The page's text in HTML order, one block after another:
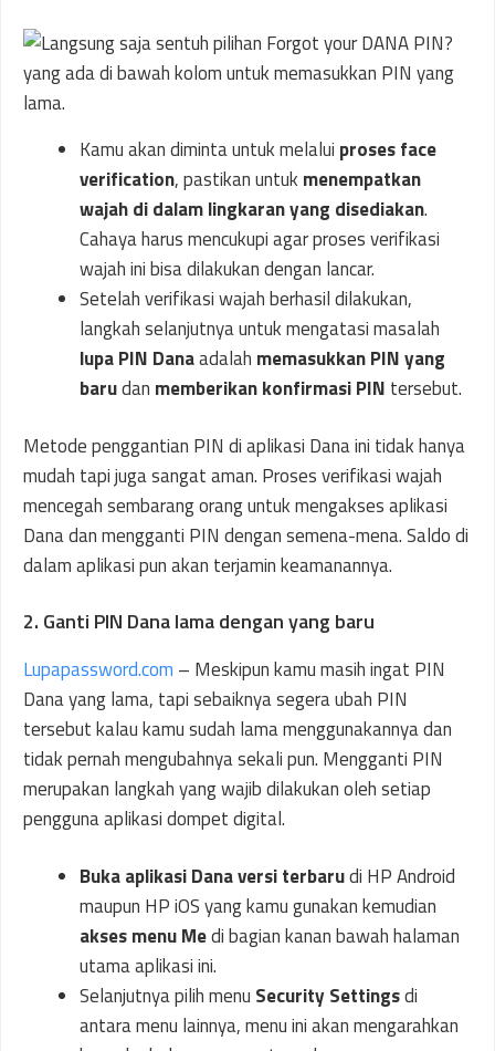
Kamu akan diminta untuk melalui proses face
verification, pastikan untuk menempatkan
wajah di dalam lingkaran yang disediakan.
Cahaya harus mencukupi agar proses verifikasi
wajah ini bisa dilakukan dengan lancar.
Setelah verifikasi wajah berhasil dilakukan,
langkah selanjutnya untuk mengatasi masalah
lupa PIN Danaadalah memasukkan PIN yang
barudan memberikan konfirmasi PIN tersebut.
Metode penggantian PIN di aplikasi Dana ini tidak hanya
mudah tapi juga sangat aman. Proses verifikasi wajah
mencegah sembarang orang untuk mengakses aplikasi
Dana dan mengganti PIN dengan semena-mena. Saldo di
dalam aplikasi pun akan terjamin keamanannya.
2. Ganti PIN Dana lama dengan yang baru
Lupapassword.com – Meskipun kamu masih ingat PIN
Dana yang lama, tapi sebaiknya segera ubah PIN
tersebut kalau kamu sudah lama menggunakannya dan
tidak pernah mengubahnya sekali pun. Mengganti PIN
merupakan langkah yang wajib dilakukan oleh setiap
pengguna aplikasi dompet digital.
Buka aplikasi Dana versi terbarudi HP Android
maupun HP iOS yang kamu gunakan kemudian
akses menu Medi bagian kanan bawah halaman
utama aplikasi ini.
Selanjutnya pilih menu Security Settingsdi
antara menu lainnya, menu ini akan mengarahkan